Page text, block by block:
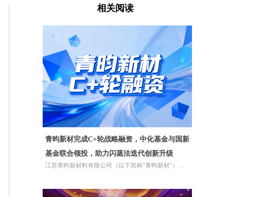
青昀新材完成C+轮战略融资，中化基金与国新
基金联合领投，助力闪蒸法迭代创新升级
江苏青昀新材料有限公司（以下简称"青昀新材"）宣
国国新基金所属国新创投基金联合领投。
相关阅读